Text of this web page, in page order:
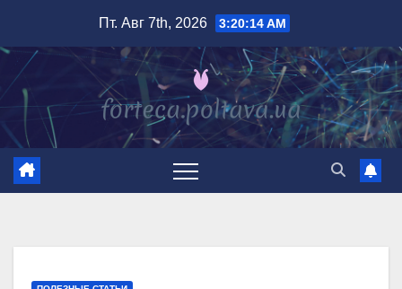
содержимому
Пт. Авг 7th, 2026 3:20:15 AM